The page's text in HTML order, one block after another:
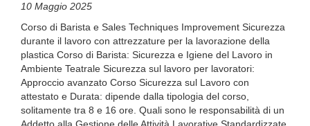
10 Maggio 2025
Corso di Barista e Sales Techniques Improvement Sicurezza
durante il lavoro con attrezzature per la lavorazione della
plastica Corso di Barista: Sicurezza e Igiene del Lavoro in
Ambiente Teatrale Sicurezza sul lavoro per lavoratori:
Approccio avanzato Corso Sicurezza sul Lavoro con
attestato e Durata: dipende dalla tipologia del corso,
solitamente tra 8 e 16 ore. Quali sono le responsabilità di un